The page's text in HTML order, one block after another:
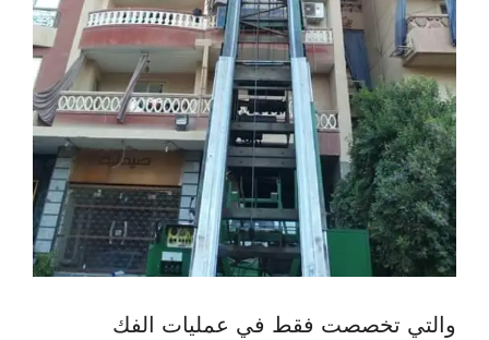
والتي تخصصت فقط في عمليات الفك